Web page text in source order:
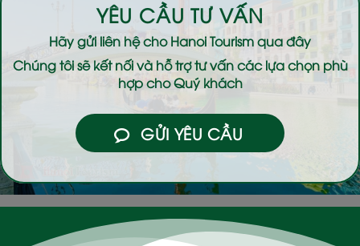
YÊU CẦU TƯ VẤN
Hãy gửi liên hệ choHanoi Tourismqua đây
Chúng tôi sẽ kết nối và hỗ trợ tư vấn các lựa chọn phù
hợp cho Quý khách
GỬI YÊU CẦU